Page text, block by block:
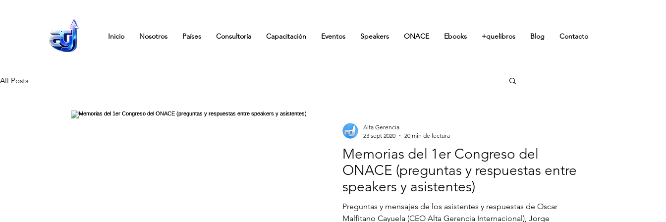
Inicio Nosotros Países Consultoría Capacitación Eventos Speakers ONACE Ebooks +quelibros Blog Contacto
All Posts
Memorias del 1er Congreso del
ONACE (preguntas y respuestas entre
speakers y asistentes)
Preguntas y mensajes de los asistentes y respuestas de Oscar
Malfitano Cayuela (CEO Alta Gerencia Internacional), Jorge
Alta Gerencia
23 sept 2020
20 min de lectura